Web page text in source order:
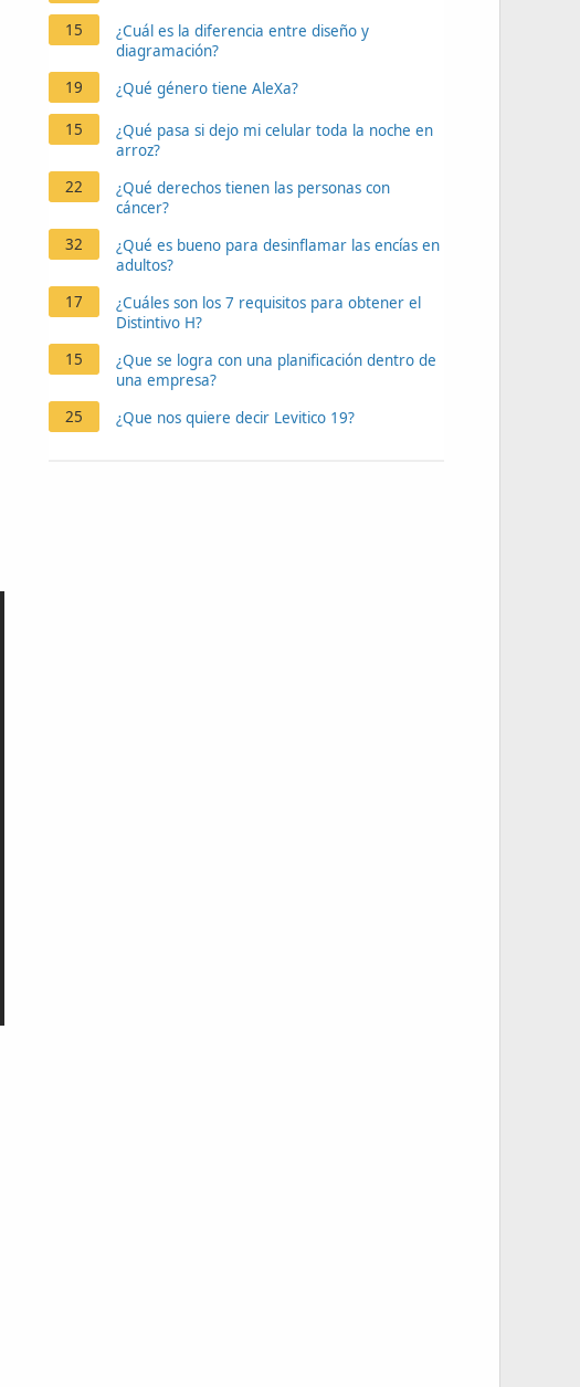
15
¿Cuál es la diferencia entre diseño y
diagramación?
19
¿Qué género tiene AleXa?
15
¿Qué pasa si dejo mi celular toda la noche en
arroz?
22
¿Qué derechos tienen las personas con
cáncer?
32
¿Qué es bueno para desinflamar las encías en
adultos?
17
¿Cuáles son los 7 requisitos para obtener el
Distintivo H?
15
¿Que se logra con una planificación dentro de
una empresa?
25
¿Que nos quiere decir Levitico 19?